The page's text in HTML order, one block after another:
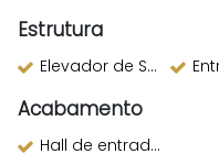
Estrutura
Elevador de Serviço
Acabamento
Hall de entrada decorado